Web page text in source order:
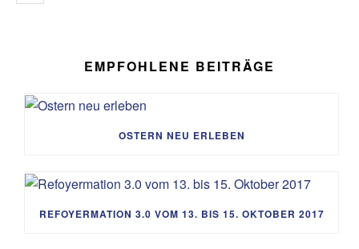
EMPFOHLENE BEITRÄGE
OSTERN NEU ERLEBEN
REFOYERMATION 3.0 VOM 13. BIS 15. OKTOBER 2017